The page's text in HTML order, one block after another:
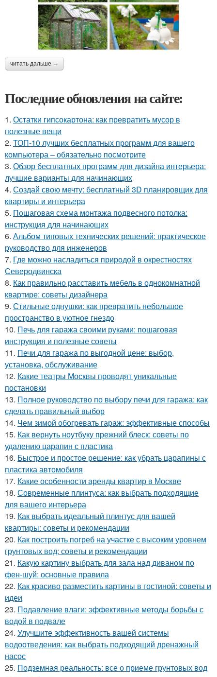
читать дальше →
Последние обновления на сайте:
1. Остатки гипсокартона: как превратить мусор в
полезные вещи
2. ТОП-10 лучших бесплатных программ для вашего
компьютера – обязательно посмотрите
3. Обзор бесплатных программ для дизайна интерьера:
лучшие варианты для начинающих
4. Создай свою мечту: бесплатный 3D планировщик для
квартиры и интерьера
5. Пошаговая схема монтажа подвесного потолка:
инструкция для начинающих
6. Альбом типовых технических решений: практическое
руководство для инженеров
7. Где можно насладиться природой в окрестностях
Северодвинска
8. Как правильно расставить мебель в однокомнатной
квартире: советы дизайнера
9. Стильные однушки: как превратить небольшое
пространство в уютное гнездо
10. Печь для гаража своими руками: пошаговая
инструкция и полезные советы
11. Печи для гаража по выгодной цене: выбор,
установка, обслуживание
12. Какие театры Москвы проводят уникальные
постановки
13. Полное руководство по выбору печи для гаража: как
сделать правильный выбор
14. Чем зимой обогревать гараж: эффективные способы
15. Как вернуть ноутбуку прежний блеск: советы по
удалению царапин с пластика
16. Быстрое и простое решение: как убрать царапины с
пластика автомобиля
17. Какие особенности аренды квартир в Москве
18. Современные плинтуса: как выбрать подходящие
для вашего интерьера
19. Как выбрать идеальный плинтус для вашей
квартиры: советы и рекомендации
20. Как построить погреб на участке с высоким уровнем
грунтовых вод: советы и рекомендации
21. Какую картину выбрать для зала над диваном по
фен-шуй: основные правила
22. Как красиво разместить картины в гостиной: советы и
идеи
23. Подавление влаги: эффективные методы борьбы с
водой в подвале
24. Улучшите эффективность вашей системы
водоотведения: как выбрать подходящий дренажный
насос
25. Подземная реальность: все о приеме грунтовых вод